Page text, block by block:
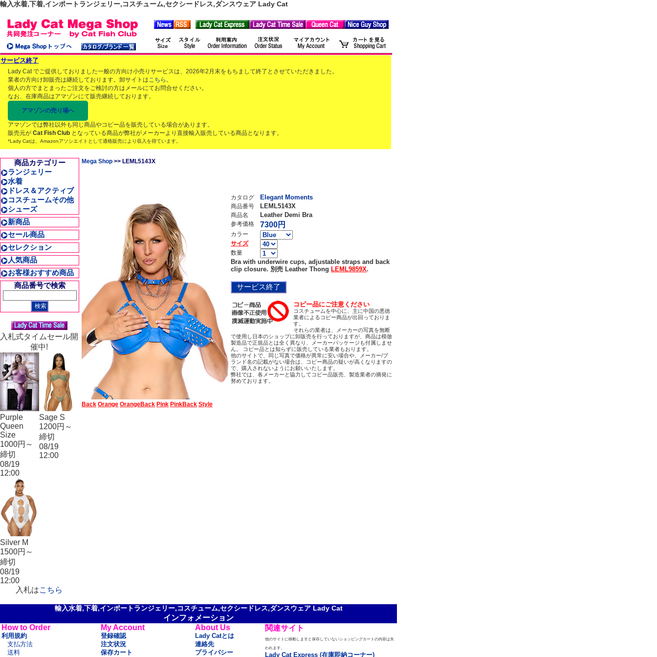
輸入水着,下着,インポートランジェリー,コスチューム,セクシードレス,ダンスウェア Lady Cat
サービス終了
Lady Cat でご提供しておりました一般の方向け小売りサービスは、2026年2月末をもちまして終了とさせていただきました。
業者の方向け卸販売は継続しております。卸サイトはこちら 。
個人の方でまとまったご注文をご検討の方はメールにてお問合せください。
なお、在庫商品はアマゾンにて販売継続しております。
アマゾンの売り場へ
アマゾンでは弊社以外も同じ商品やコピー品を販売している場合があります。
販売元が Cat Fish Club となっている商品が弊社がメーカーより直接輸入販売している商品となります。
*Lady Catは、Amazonアソシエイトとして適格販売により収入を得ています。
商品カテゴリー
ランジェリー
水着
ドレス＆アクティブ
コスチュームその他
シューズ
新商品
セール商品
セレクション
人気商品
お客様おすすめ商品
商品番号で検索
入札式タイムセール開
催中!
Purple
Queen
Size
1000円～
締切
08/19
12:00
Sage S
1200円～
締切
08/19
12:00
Silver M
1500円～
締切
08/19
12:00
入札はこちら
Mega Shop >> LEML5143X
Back Orange OrangeBack Pink PinkBack Style
カタログ Elegant Moments
商品番号 LEML5143X
商品名 Leather Demi Bra
参考価格 7300円
カラー
サイズ
数量
Bra with underwire cups, adjustable straps and back
clip closure. 別売 Leather Thong LEML9859X.
コピー品にご注意ください
コスチュームを中心に、主に中国の悪徳
業者によるコピー商品が出回っておりま
す。
それらの業者は、メーカーの写真を無断
で使用し日本のショップに卸販売を行っておりますが、商品は模倣
製造品で正規品とは全く異なり、メーカーパッケージも付属しませ
ん。 コピー品とは知らずに販売している業者もおります。
他のサイトで、同じ写真で価格が異常に安い場合や、メーカー/ブ
ランド名の記載がない場合は、コピー商品の疑いが高くなりますの
で、購入されないようにお願いいたします。
弊社では、各メーカーと協力してコピー品販売、製造業者の摘発に
努めております。
輸入水着,下着,インポートランジェリー,コスチューム,セクシードレス,ダンスウェア Lady Cat
インフォメーション
How to Order
利用規約
支払方法
送料
My Account
登録確認
注文状況
保存カート
About Us
Lady Catとは
連絡先
プライバシー
関連サイト
他のサイトに移動しますと保存していないショッピングカートの内容は失
われます。
Lady Cat Express (在庫即納コーナー)